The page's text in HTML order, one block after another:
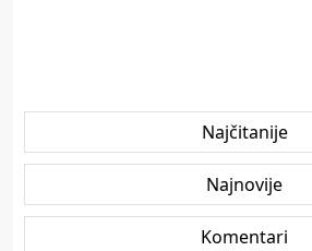
Najčitanije
Najnovije
Komentari